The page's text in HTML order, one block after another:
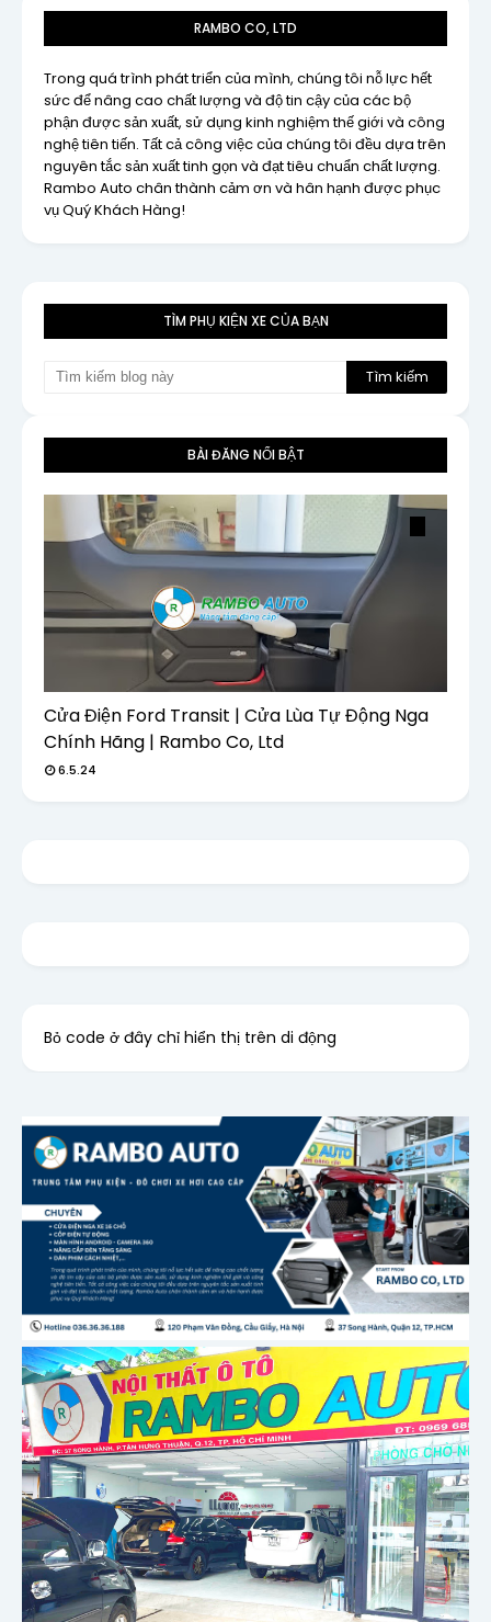
RAMBO CO, LTD
Trong quá trình phát triển của mình, chúng tôi nỗ lực hết
sức để nâng cao chất lượng và độ tin cậy của các bộ
phận được sản xuất, sử dụng kinh nghiệm thế giới và công
nghệ tiên tiến. Tất cả công việc của chúng tôi đều dựa trên
nguyên tắc sản xuất tinh gọn và đạt tiêu chuẩn chất lượng.
Rambo Auto chân thành cảm ơn và hân hạnh được phục
vụ Quý Khách Hàng!
TÌM PHỤ KIỆN XE CỦA BẠN
BÀI ĐĂNG NỔI BẬT
Cửa Điện Ford Transit | Cửa Lùa Tự Động Nga
Chính Hãng | Rambo Co, Ltd
6.5.24
Bỏ code ở đây chỉ hiển thị trên di động